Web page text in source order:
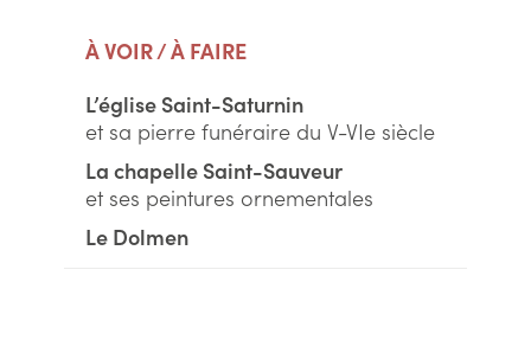
À VOIR / À FAIRE
L’église Saint-Saturnin
et sa pierre funéraire du V-VIe siècle
La chapelle Saint-Sauveur
et ses peintures ornementales
Le Dolmen